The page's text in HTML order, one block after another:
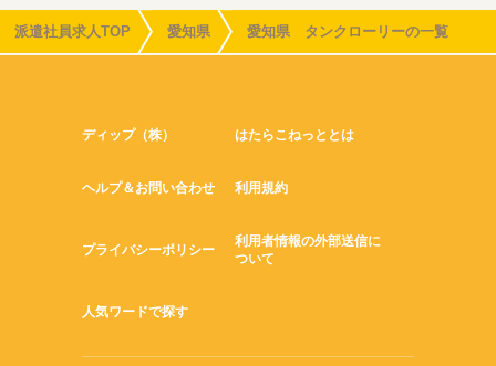
派遣社員求人TOP 愛知県 愛知県 タンクローリーの一覧
ディップ（株） はたらこねっととは
ヘルプ＆お問い合わせ 利用規約
プライバシーポリシー
利用者情報の外部送信に
ついて
人気ワードで探す